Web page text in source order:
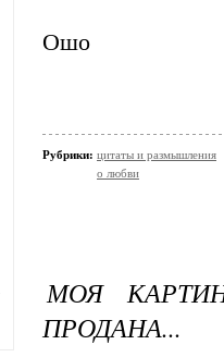
Ошо
Рубрики: цитаты и размышления
о любви
МОЯ
ПРОДАНА...